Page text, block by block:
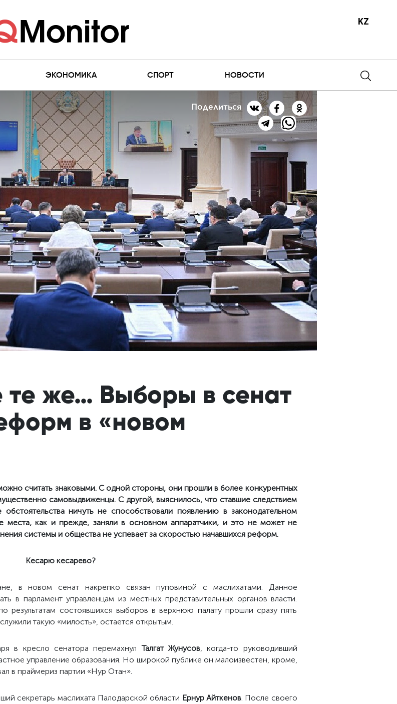
KZ
ЭКОНОМИКА СПОРТ НОВОСТИ
Поделиться
те же… Выборы в сенат
в «новом
считать знаковыми. С одной стороны, они прошли в более конкурентных
самовыдвиженцы. С другой, выяснилось, что ставшие следствием
ничуть не способствовали появлению в законодательном
места, как и прежде, заняли в основном аппаратчики, и это не может не
системы и общества не успевает за скоростью начавшихся реформ.
Кесарю кесарево?
в новом сенат накрепко связан пуповиной с маслихатами. Данное
в парламент управленцам из местных представительных органов власти.
результатам состоявшихся выборов в верхнюю палату прошли сразу пять
такую «милость», остается открытым.
в кресло сенатора перемахнулТалгат Жунусов, когда-то руководивший
управление образования. Но широкой публике он малоизвестен, кроме,
в праймериз партии «Нур Отан».
секретарь маслихата Палодарской области Ернур Айткенов. После своего